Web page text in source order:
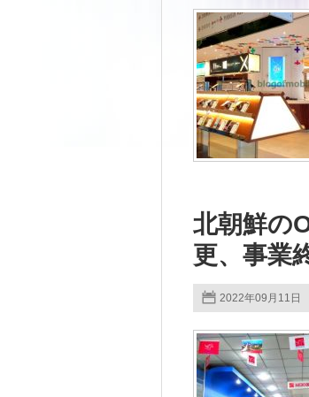
北朝鮮の
更、事業
2022年09月11日